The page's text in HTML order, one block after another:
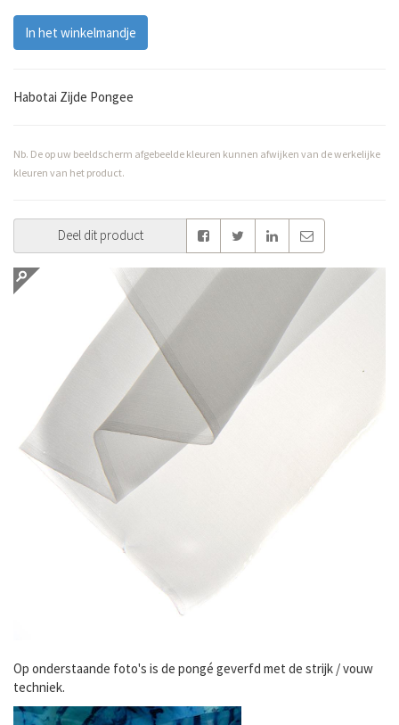
In het winkelmandje
Habotai Zijde Pongee
Nb. De op uw beeldscherm afgebeelde kleuren kunnen afwijken van de werkelijke
kleuren van het product.
Deel dit product
Op onderstaande foto's is de pongé geverfd met de strijk / vouw
techniek.